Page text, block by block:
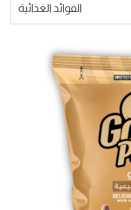
الفوائد الغذائية